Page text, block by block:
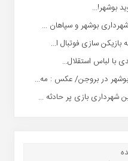
بوشهر!...
بوشهر و سپاهان ...
بازیکن سازی فوتبال ا...
با لباس استقلال...
بوشهر در بروجن/ عکس : مه...
شهرداری بازی پر حادثه ...